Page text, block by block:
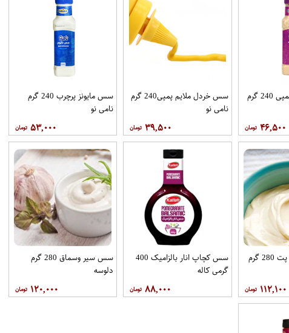
سس هزار جزیره پمپی 240 گرم
۴۶,۵۰۰
سس خردل ملایم پمپی240 گرم
نامی نو
۳۹,۵۰۰
سس مایونز پرچرب 240 گرم
نامی نو
۵۳,۰۰۰
سس مایونز ژاپنی پت 280 گرم
۱۱۲,۱۰۰
سس کچاپ انار بالزامیک 400
گرمی کاله
۸۸,۰۰۰
سس سیر وسماق 280 گرم
دلوسه
۱۲۰,۰۰۰